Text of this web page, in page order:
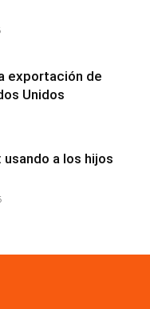
exportación de
Unidos
a los hijos